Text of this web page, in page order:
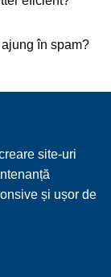
în spam?
site-uri
și ușor de